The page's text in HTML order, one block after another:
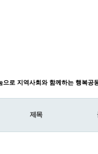
으로 지역사회와 함께하는 행복공
제목